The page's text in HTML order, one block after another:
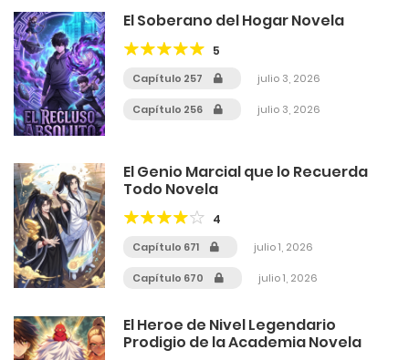
El Soberano del Hogar Novela
5
Capítulo 257 julio 3, 2026
Capítulo 256 julio 3, 2026
El Genio Marcial que lo Recuerda
Todo Novela
4
Capítulo 671 julio 1, 2026
Capítulo 670 julio 1, 2026
El Heroe de Nivel Legendario
Prodigio de la Academia Novela